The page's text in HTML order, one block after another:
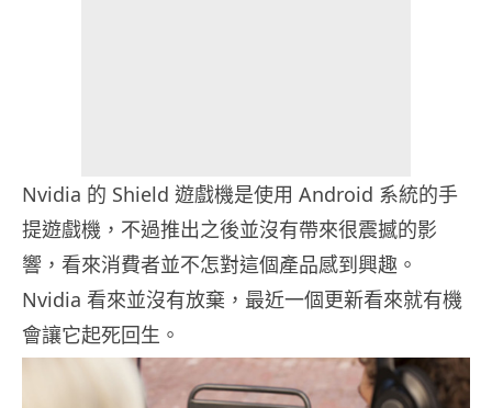
Nvidia 的 Shield 遊戲機是使用 Android 系統的手
提遊戲機，不過推出之後並沒有帶來很震撼的影
響，看來消費者並不怎對這個產品感到興趣。
Nvidia 看來並沒有放棄，最近一個更新看來就有機
會讓它起死回生。